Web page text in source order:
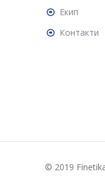
Екип
Контакти
© 2019